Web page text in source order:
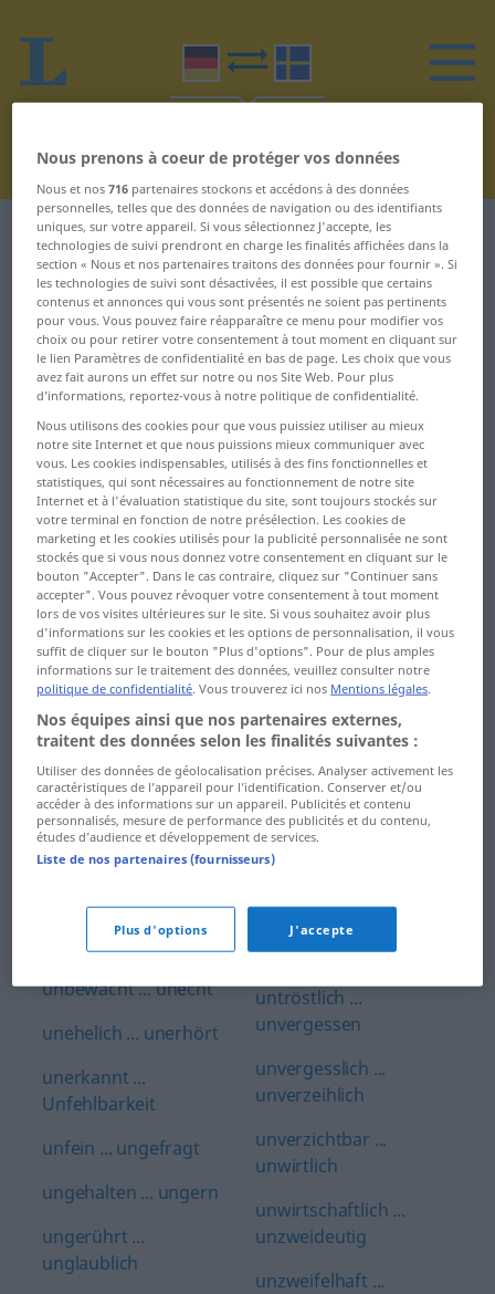
Dictionnaire Allemand-Suédois U
Mots en allemand commençant
par U
U ... umarbeiten
Umarbeitung ...
umfunktionieren
umgänglich ...
umknicken
umkommen ...
umsatteln
Umsatz ... umspringen
Umstände ... Umwelt
Umweltbelastung ...
unanfechtbar ...
unbearbeitet
unbebaut ...
unbemannt
unbemerkt ... unbetont
unbewacht ... unecht
unehelich ... unerhört
unerkannt ...
Unfehlbarkeit
unfein ... ungefragt
ungehalten ... ungern
ungerührt ...
unglaublich
Universalmittel ...
unmenschlich ...
unpraktisch
unpünktlich ...
Unschuld
unschuldig ... Unterarm
Unterart ...
untergeordnet
Untergestell ...
unterkommen
unterkriegen ...
Unterrichtsmethode
Unterrichtsstunde ...
Untersuchungsausschuss
... Untreue
untröstlich ...
unvergessen
unvergesslich ...
unverzeihlich
unverzichtbar ...
unwirtlich
unwirtschaftlich ...
unzweideutig
unzweifelhaft ...
Nous prenons à coeur de protéger vos données
Nous et nos716 partenaires stockons et accédons à des données
personnelles, telles que des données de navigation ou des identifiants
uniques, sur votre appareil. Si vous sélectionnez J'accepte, les
technologies de suivi prendront en charge les finalités affichées dans la
section « Nous et nos partenaires traitons des données pour fournir ». Si
les technologies de suivi sont désactivées, il est possible que certains
contenus et annonces qui vous sont présentés ne soient pas pertinents
pour vous. Vous pouvez faire réapparaître ce menu pour modifier vos
choix ou pour retirer votre consentement à tout moment en cliquant sur
le lien Paramètres de confidentialité en bas de page. Les choix que vous
avez fait aurons un effet sur notre ou nos Site Web. Pour plus
d’informations, reportez-vous à notre politique de confidentialité.
Nous utilisons des cookies pour que vous puissiez utiliser au mieux
notre site Internet et que nous puissions mieux communiquer avec
vous. Les cookies indispensables, utilisés à des fins fonctionnelles et
statistiques, qui sont nécessaires au fonctionnement de notre site
Internet et à l'évaluation statistique du site, sont toujours stockés sur
votre terminal en fonction de notre présélection. Les cookies de
marketing et les cookies utilisés pour la publicité personnalisée ne sont
stockés que si vous nous donnez votre consentement en cliquant sur le
bouton "Accepter". Dans le cas contraire, cliquez sur "Continuer sans
accepter". Vous pouvez révoquer votre consentement à tout moment
lors de vos visites ultérieures sur le site. Si vous souhaitez avoir plus
d'informations sur les cookies et les options de personnalisation, il vous
suffit de cliquer sur le bouton "Plus d'options". Pour de plus amples
informations sur le traitement des données, veuillez consulter notre
politique de confidentialité. Vous trouverez ici nos Mentions légales.
Nos équipes ainsi que nos partenaires externes,
traitent des données selon les finalités suivantes :
Utiliser des données de géolocalisation précises. Analyser activement les
caractéristiques de l’appareil pour l’identification. Conserver et/ou
accéder à des informations sur un appareil. Publicités et contenu
personnalisés, mesure de performance des publicités et du contenu,
études d’audience et développement de services.
Liste de nos partenaires (fournisseurs)
Plus d'options J'accepte